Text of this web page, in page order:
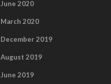
June 2020
March 2020
December 2019
August 2019
June 2019